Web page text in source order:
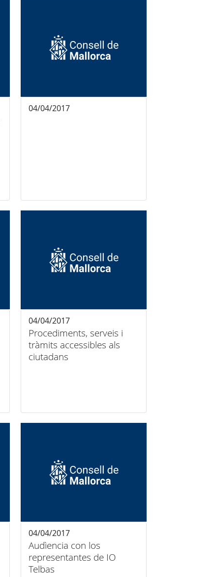
04/04/2017
Procediments, serveis i
tràmits accessibles als
ciutadans
04/04/2017
Audìencia con los
representantes de IO
Telbas
04/04/2017